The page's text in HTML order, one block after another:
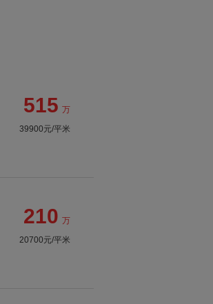
515 万
39900元/平米
210 万
20700元/平米